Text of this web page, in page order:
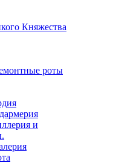
Княжества
роты
и